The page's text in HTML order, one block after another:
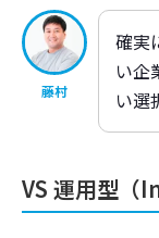
藤村
確実
い企
い選
VS 運用型（